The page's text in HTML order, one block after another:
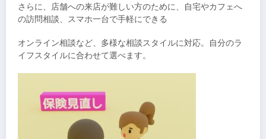
さらに、店舗への来店が難しい方のために、自宅やカフェへ
の訪問相談、スマホ一台で手軽にできる
オンライン相談など、多様な相談スタイルに対応。自分のラ
イフスタイルに合わせて選べます。